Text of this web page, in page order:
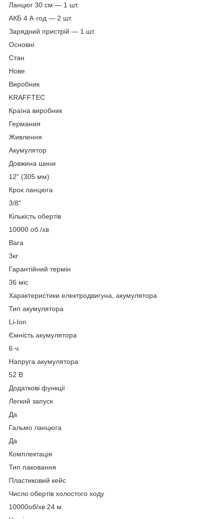
Ланцюг 30 см — 1 шт.
АКБ 4 А·год — 2 шт.
Зарядний пристрій — 1 шт.
Основні
Стан
Нове
Виробник
KRAFFTEC
Країна виробник
Германия
Живлення
Акумулятор
Довжина шини
12" (305 мм)
Крок ланцюга
3/8"
Кількість обертів
10000 об./хв
Вага
3кг
Гарантійний термін
36 міс
Характеристики електродвигуна, акумулятора
Тип акумулятора
Li-Ion
Ємність акумулятора
6·ч
Напруга акумулятора
52 В
Додаткові функції
Легкий запуск
Да
Гальмо ланцюга
Да
Комплектація
Тип паковання
Пластиковий кейс
Число обертів холостого ходу
10000об/хв 24 м